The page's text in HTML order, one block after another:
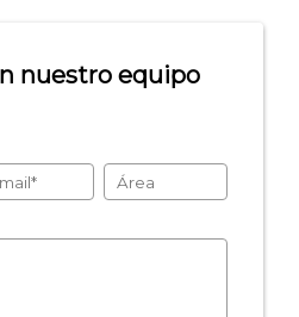
nuestro equipo